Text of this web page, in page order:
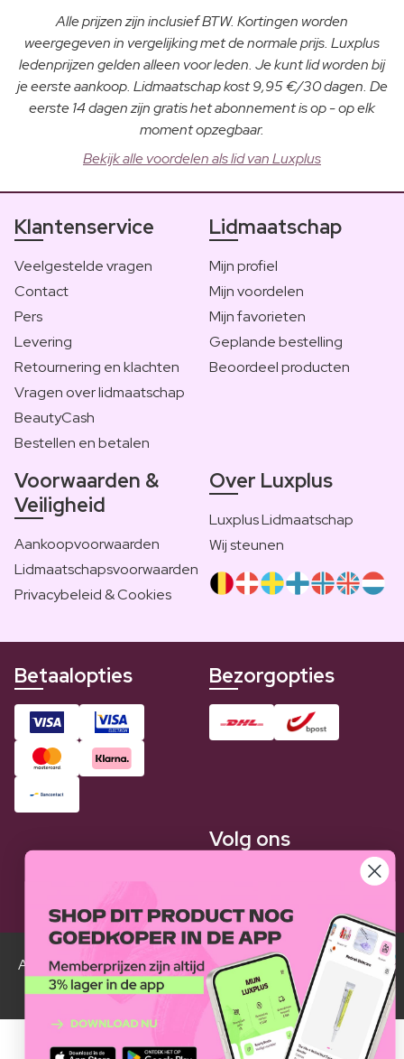
Alle prijzen zijn inclusief BTW. Kortingen worden
weergegeven in vergelijking met de normale prijs. Luxplus
ledenprijzen gelden alleen voor leden. Je kunt lid worden bij
je eerste aankoop. Lidmaatschap kost 9,95 €/30 dagen. De
eerste 14 dagen zijn gratis het abonnement is op - op elk
moment opzegbaar.
Bekijk alle voordelen als lid van Luxplus
Klantenservice
Veelgestelde vragen
Contact
Pers
Levering
Retournering en klachten
Vragen over lidmaatschap
BeautyCash
Bestellen en betalen
Lidmaatschap
Mijn profiel
Mijn voordelen
Mijn favorieten
Geplande bestelling
Beoordeel producten
Voorwaarden &
Veiligheid
Aankoopvoorwaarden
Lidmaatschapsvoorwaarden
Privacybeleid & Cookies
Over Luxplus
Luxplus Lidmaatschap
Wij steunen
Betaalopties Bezorgopties
Volg ons
Alle Luxplus ledenprijzen zijn weergegeven in vergelijking
met de normale prijzen.